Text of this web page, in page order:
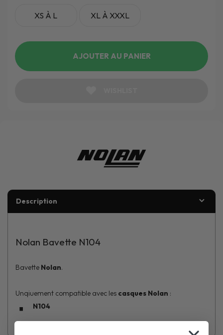
XS À L XL À XXXL
AJOUTER AU PANIER
Description
Nolan Bavette N104
Bavette Nolan.
Unqiuement compatible avec les casques Nolan :
N104